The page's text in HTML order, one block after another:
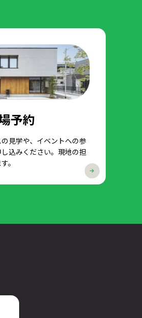
予約
見学や、イベントへの参
込みください。現地の担
。